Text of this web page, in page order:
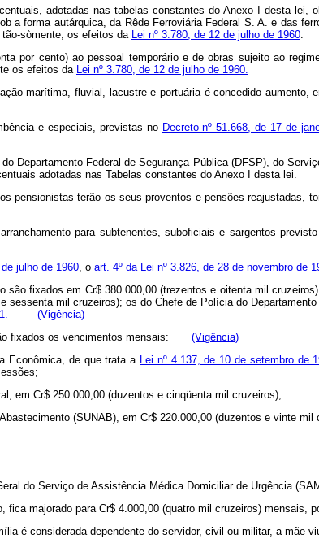
adotadas nas tabelas constantes do Anexo I desta
a forma autárquica, da Rêde Ferroviária Federal S. A. e das
sòmente, os efeitos da Lei nº 3.780, de 12 de julho de 1960.
cento) ao pessoal temporário e de obras sujeito ao
os efeitos da Lei nº 3.780, de 12 de julho de 1960.
marítima, fluvial, lacustre e portuária é concedido
e especiais, previstas no Decreto nº 51.668, de 17 de
Departamento Federal de Segurança Pública (DFSP), do
adotadas nas Tabelas constantes do Anexo I desta lei.
pensionistas terão os seus proventos e pensões reajustadas,
para subtenentes, suboficiais e sargentos
julho de 1960, o art. 4º da Lei nº 3.826, de 28 de novembro de
fixados em Cr$ 380.000,00 (trezentos e oitenta mil
sessenta mil cruzeiros); os do Chefe de Polícia do
(Vigência)
fixados os vencimentos mensais: (Vigência)
de que trata a Lei nº 4.137, de 10 de setembro de
Cr$ 250.000,00 (duzentos e cinqüenta mil cruzeiros);
(SUNAB), em Cr$ 220.000,00 (duzentos e vinte mil
do Serviço de Assistência Médica Domiciliar de Urgência
fica majorado para Cr$ 4.000,00 (quatro mil cruzeiros)
é considerada dependente do servidor, civil ou militar, a